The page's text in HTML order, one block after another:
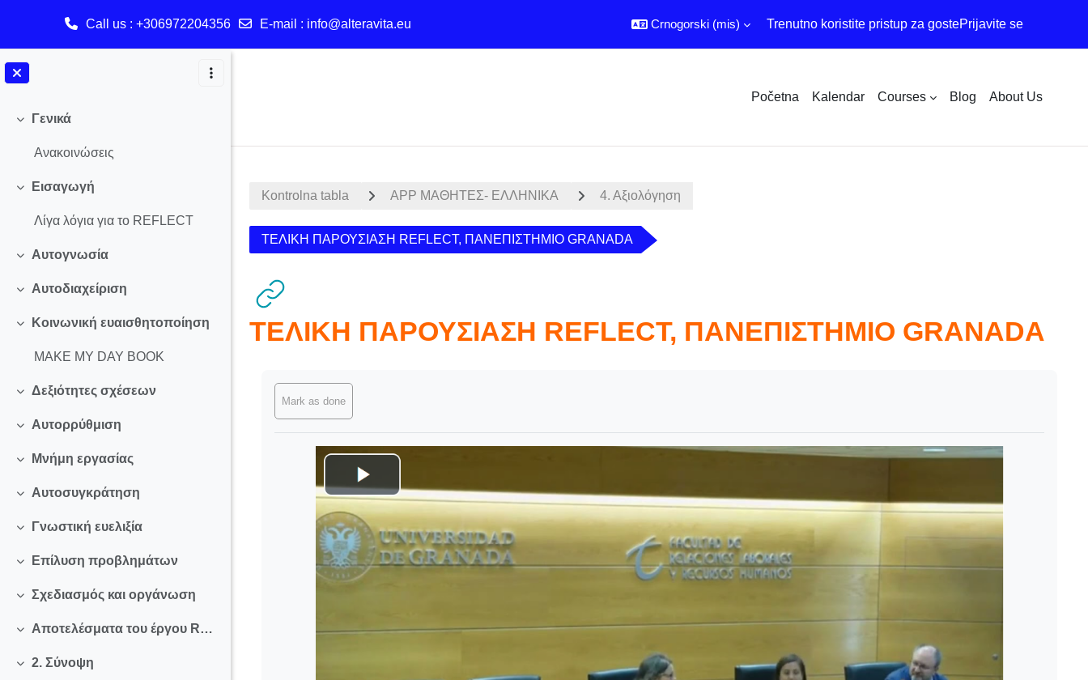
Call us : +306972204356 E-mail : info@alteravita.eu Crnogorski ‎(mis)‎ Trenutno koristite pristup za gostePrijavite se
Početna Kalendar Courses Blog About Us
Skupi
Γενικά
Ανακοινώσεις
Skupi
Εισαγωγή
Λίγα λόγια για το REFLECT
Skupi
Αυτογνωσία
Skupi
Αυτοδιαχείριση
Skupi
Κοινωνική ευαισθητοποίηση
MAKE MY DAY BOOK
Skupi
Δεξιότητες σχέσεων
Skupi
Αυτορρύθμιση
Skupi
Μνήμη εργασίας
Skupi
Αυτοσυγκράτηση
Skupi
Γνωστική ευελιξία
Skupi
Επίλυση προβλημάτων
Skupi
Σχεδιασμός και οργάνωση
Skupi
Αποτελέσματα του έργου REFLECT
Skupi
2. Σύνοψη
Kontrolna tabla APP MΑΘΗΤΕΣ- ΕΛΛΗΝΙΚΑ 4. Αξιολόγηση
ΤΕΛΙΚΗ ΠΑΡΟΥΣΙΑΣΗ REFLECT, ΠΑΝΕΠΙΣΤΗΜΙΟ GRANADA
ΤΕΛΙΚΗ ΠΑΡΟΥΣΙΑΣΗ REFLECT, ΠΑΝΕΠΙΣΤΗΜΙΟ GRANADA
Mark as done